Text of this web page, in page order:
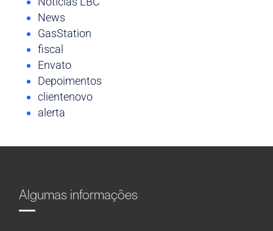
News
GasStation
fiscal
Envato
Depoimentos
clientenovo
alerta
Algumas informações